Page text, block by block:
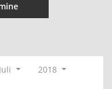
Juli
2018